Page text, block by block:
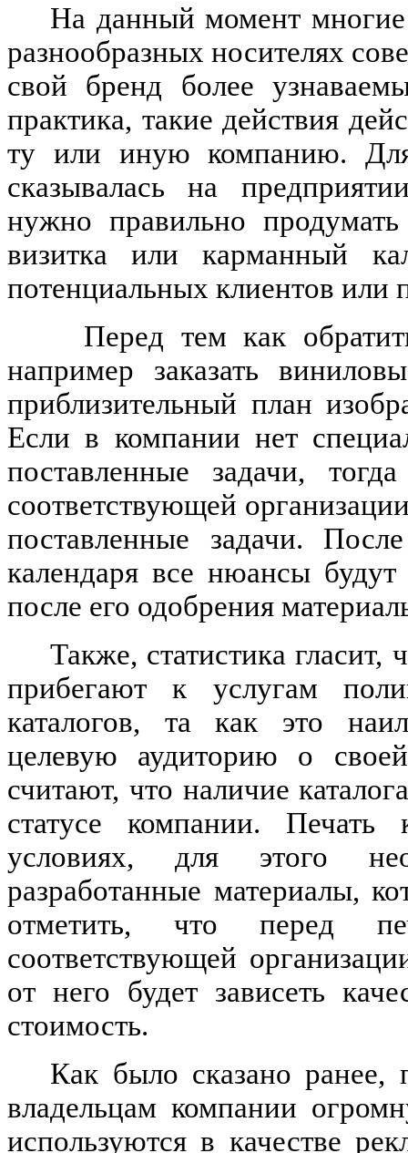
На данный момент
разнообразных носителях
свой бренд более
практика, такие действия
ту или иную компанию.
сказывалась на
нужно правильно
визитка или карманный
потенциальных клиентов или
Перед тем как
например заказать
приблизительный план
Если в компании нет
поставленные задачи,
соответствующей
поставленные задачи.
календаря все нюансы будут
после его одобрения
Также, статистика
прибегают к услугам
каталогов, та как это
целевую аудиторию о
считают, что наличие
статусе компании. Печать
условиях, для этого
разработанные материалы,
отметить, что перед
соответствующей
от него будет зависеть
стоимость.
Как было сказано ранее,
владельцам компании
используются в качестве